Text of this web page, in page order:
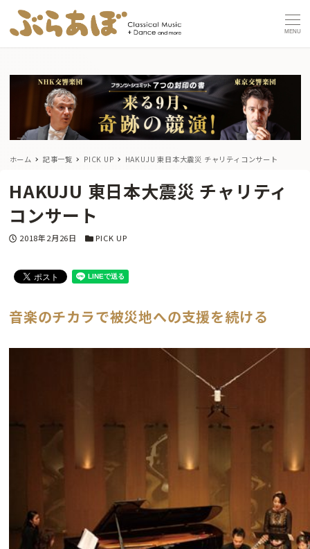
MENU
ホーム 記事一覧 PICK UP HAKUJU 東日本大震災 チャリティコンサート
HAKUJU 東日本大震災 チャリティ
コンサート
投稿日
2018年2月26日 カテゴリー
PICK UP
音楽のチカラで被災地への支援を続ける